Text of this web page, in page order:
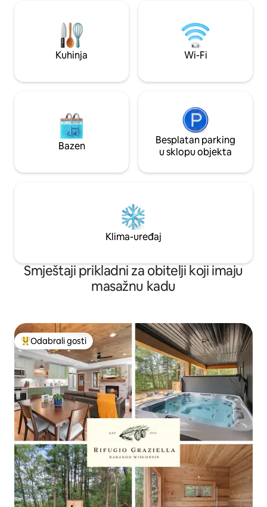
islandske konje. Uživajte u mirnim
jutrima, konjima i jedinstvenom iskustvu
koje nudi IamGlytja, sve to na samo 25
minuta od Madisona – Nije dopušteno
sve posjete konjima. – Zabranjeno je
4,8 metara.
Možete kuhati na
zatvorenom
od odličnih
pizze
Kuhinja Wi-Fi
Bazen
Besplatan parking
u sklopu objekta
Klima-uređaj
Smještaji prikladni za obitelji koji imaju
masažnu kadu
Među najviše rangiranima s oznakom „Odabrali gosti”
Odabrali gosti